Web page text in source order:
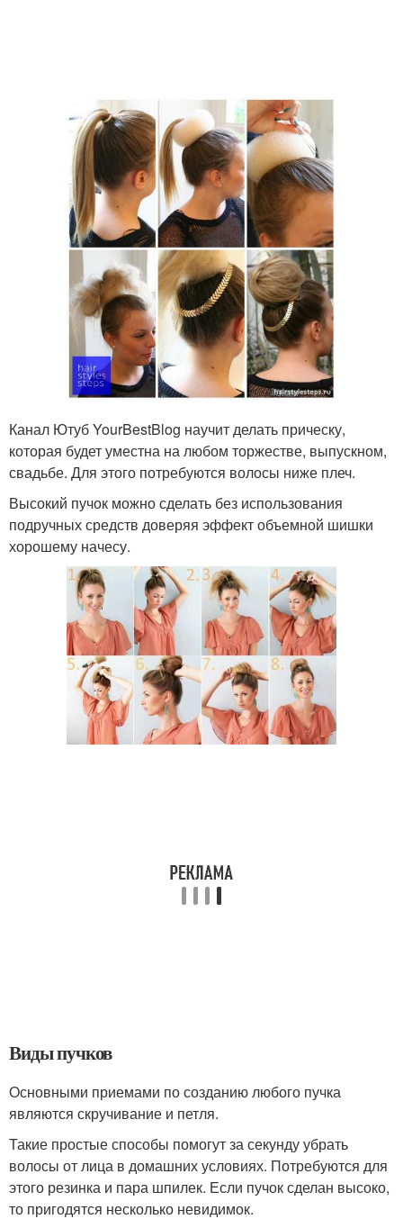
Канал Ютуб YourBestBlog научит делать прическу,
которая будет уместна на любом торжестве, выпускном,
свадьбе. Для этого потребуются волосы ниже плеч.
Высокий пучок можно сделать без использования
подручных средств доверяя эффект объемной шишки
хорошему начесу.
Виды пучков
Основными приемами по созданию любого пучка
являются скручивание и петля.
Такие простые способы помогут за секунду убрать
волосы от лица в домашних условиях. Потребуются для
этого резинка и пара шпилек. Если пучок сделан высоко,
то пригодятся несколько невидимок.